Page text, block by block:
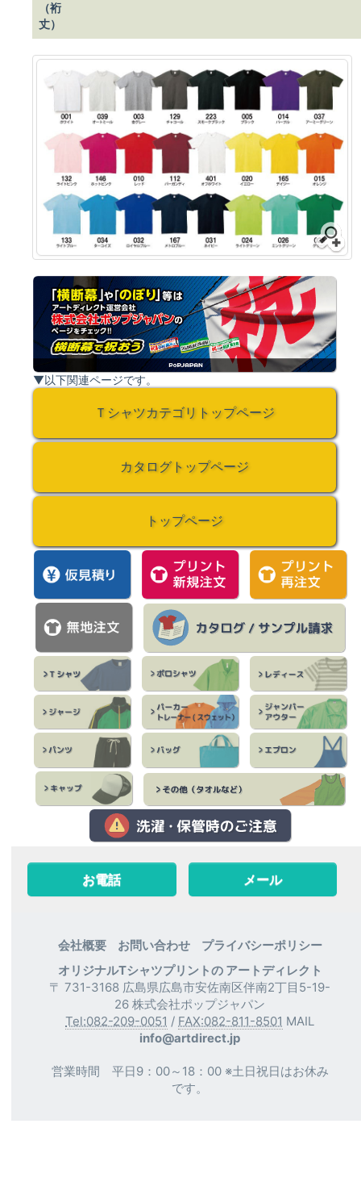
（裄
丈）
▼以下関連ページです。
Ｔシャツカテゴリトップページ
カタログトップページ
トップページ
お電話 メール
会社概要 お問い合わせ
プライバシーポリシー
オリジナルTシャツプリントの アートディレクト
〒 731-3168 広島県広島市安佐南区伴南2丁目5-19-
26 株式会社ポップジャパン
Tel:082-209-0051 / FAX:082-811-8501 MAIL
info@artdirect.jp
営業時間 平日9：00～18：00 ※土日祝日はお休み
です。